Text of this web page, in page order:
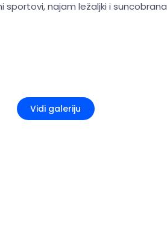
sportovi, najam ležaljki i suncobrana
Vidi galeriju